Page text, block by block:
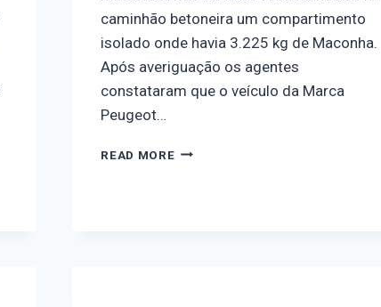
caminhão betoneira um compartimento
isolado onde havia 3.225 kg de Maconha.
Após averiguação os agentes
constataram que o veículo da Marca
Peugeot…
READ MORE